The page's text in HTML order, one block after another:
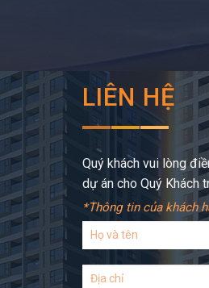
LIÊN HỆ
Quý khách vui lòng
dự án cho Quý Khách
*Thông tin của khách